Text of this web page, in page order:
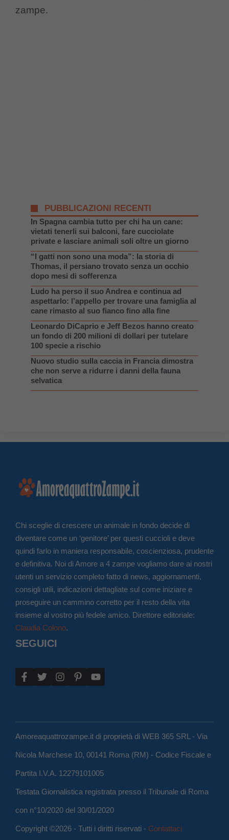
zampe.
PUBBLICAZIONI RECENTI
In Spagna cambia tutto per chi ha un cane:
vietati tenerli sui balconi, fare cucciolate
private e lasciare animali soli oltre un giorno
“I gatti non sono una moda”: la storia di
Thomas, il persiano trovato senza un occhio
dopo mesi di sofferenza
Ludo ha perso il suo Andrea e continua ad
aspettarlo: l’appello per trovare una famiglia al
cane rimasto al suo fianco fino alla fine
Leonardo DiCaprio e Jeff Bezos hanno creato
un fondo di 200 milioni di dollari per tutelare
100 specie a rischio
Nuovo studio sulla caccia in Francia dimostra
che non serve a ridurre i danni della fauna
selvatica
Chi sceglie di crescere un animale in fondo decide di
diventare come un ‘genitore’ per questi cuccioli e deve
quindi farlo in maniera responsabile, coscienziosa, prudente
e definitiva. Noi di Amore a 4 zampe vogliamo dare ai nostri
utenti un servizio completo fatto di news, aggiornamenti,
consigli utili, indicazioni dettagliate sul come iniziare e
proseguire un cammino corretto per il resto della vita
insieme al vostro più fedele amico. Direttore editoriale:
Claudia Colono.
SEGUICI
Amoreaquattrozampe.it di proprietà di WEB 365 SRL - Via
Nicola Marchese 10, 00141 Roma (RM) - Codice Fiscale e
Partita I.V.A. 12279101005
Testata Giornalistica registrata presso il Tribunale di Roma
con n°10/2020 del 30/01/2020
Copyright ©2026 - Tutti i diritti riservati - Contattaci